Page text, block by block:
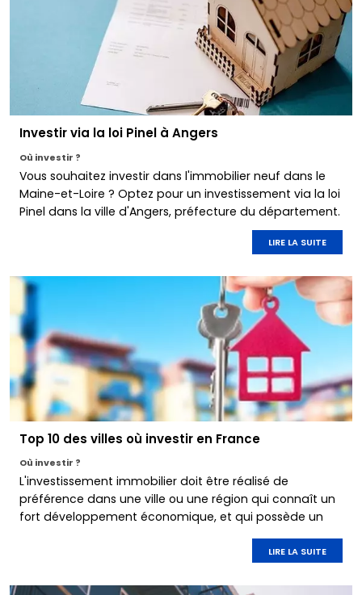
Investir via la loi Pinel à Angers
Où investir ?
Vous souhaitez investir dans l'immobilier neuf dans le
Maine-et-Loire ? Optez pour un investissement via la loi
Pinel dans la ville d'Angers, préfecture du département.
LIRE LA SUITE
Top 10 des villes où investir en France
Où investir ?
L'investissement immobilier doit être réalisé de
préférence dans une ville ou une région qui connaît un
fort développement économique, et qui possède un
bassin d'emplois dynamique et attractif.
LIRE LA SUITE